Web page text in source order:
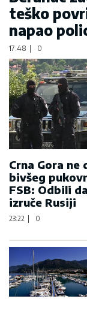
teško
napao
17:48 0
Crna Gora ne
bivšeg
FSB: Odbili
izruče Rusiji
23:22 | 0